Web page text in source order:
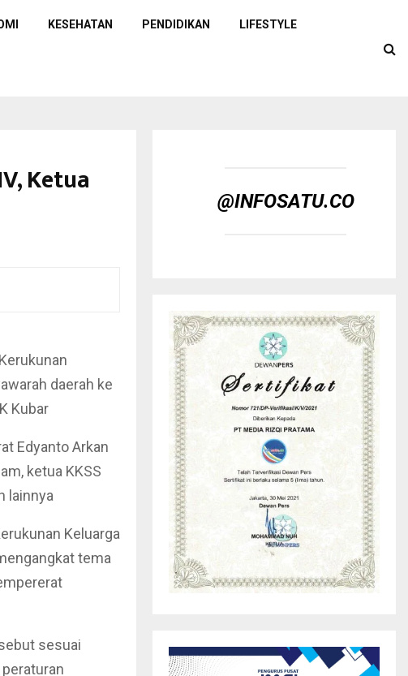
KESEHATAN PENDIDIKAN LIFESTYLE
Ketua
daerah ke
Kubar
Edyanto Arkan
ketua KKSS
lainnya
Keluarga
tema
sesuai
@INFOSATU.CO